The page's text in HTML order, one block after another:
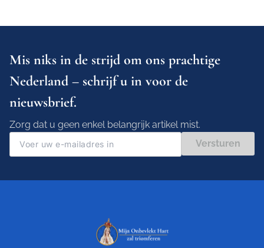
Mis niks in de strijd om ons prachtige
Nederland – schrijf u in voor de
nieuwsbrief.
Zorg dat u geen enkel belangrijk artikel mist.
Versturen